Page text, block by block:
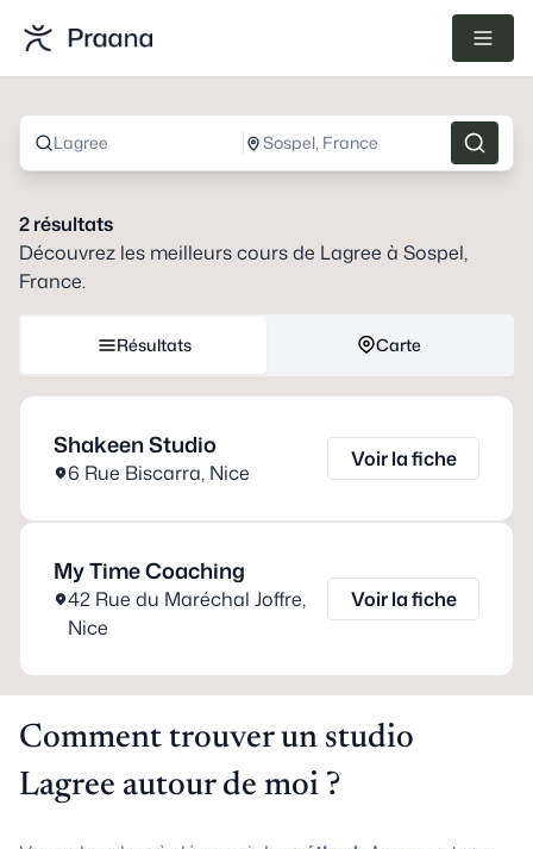
Lagree Sospel, France
2résultats
Découvrez les meilleurs cours de Lagree à Sospel,
France.
Résultats Carte
Shakeen Studio
6 Rue Biscarra, Nice
Voir la fiche
My Time Coaching
42 Rue du Maréchal Joffre,
Nice
Voir la fiche
Comment trouver un studio
Lagree autour de moi ?